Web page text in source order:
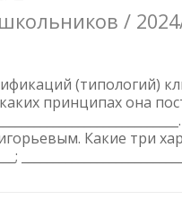
/
(типологий)
она
Какие три